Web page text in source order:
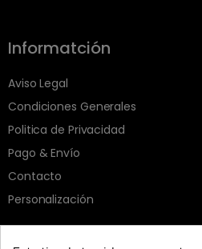
Informatción
Aviso Legal
Condiciones Generales
Politica de Privacidad
Pago & Envío
Contacto
Personalización